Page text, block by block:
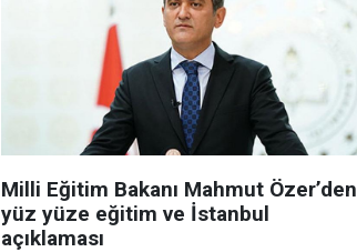
Milli Eğitim Bakanı Mahmut Özer’den
yüz yüze eğitim ve İstanbul
açıklaması